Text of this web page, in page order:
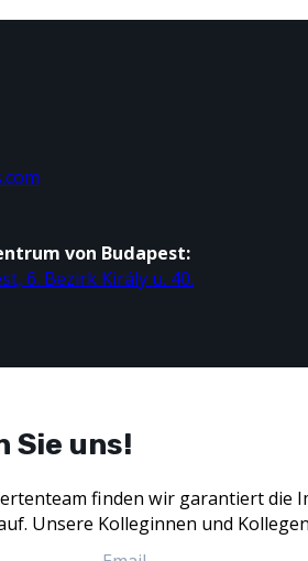
von Budapest:
6. Bezirk Király u. 40.
Sie uns!
finden wir garantiert die
Unsere Kolleginnen und